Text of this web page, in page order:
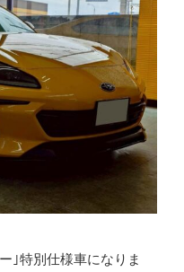
｣特別仕様車になりま